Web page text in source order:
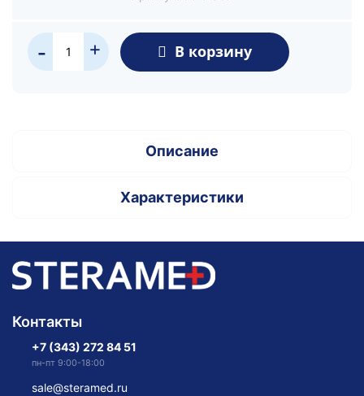
- + В корзину
Описание
Характеристики
Контакты
+7 (343) 272 84 51
пн-пт 9:00-18:00
sale@steramed.ru